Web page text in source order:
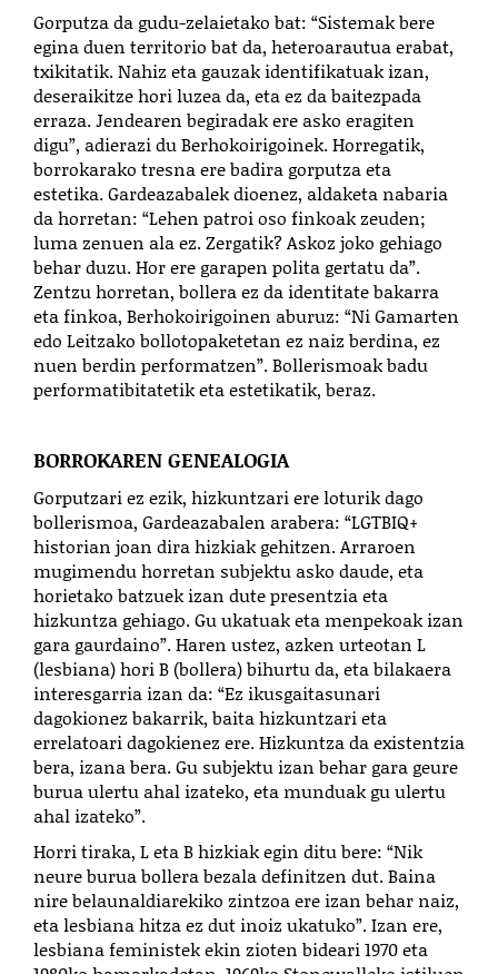
Gorputza da gudu-zelaietako bat: “Sistemak bere
egina duen territorio bat da, heteroarautua erabat,
txikitatik. Nahiz eta gauzak identifikatuak izan,
deseraikitze hori luzea da, eta ez da baitezpada
erraza. Jendearen begiradak ere asko eragiten
digu”, adierazi du Berhokoirigoinek. Horregatik,
borrokarako tresna ere badira gorputza eta
estetika. Gardeazabalek dioenez, aldaketa nabaria
da horretan: “Lehen patroi oso finkoak zeuden;
luma zenuen ala ez. Zergatik? Askoz joko gehiago
behar duzu. Hor ere garapen polita gertatu da”.
Zentzu horretan, bollera ez da identitate bakarra
eta finkoa, Berhokoirigoinen aburuz: “Ni Gamarten
edo Leitzako bollotopaketetan ez naiz berdina, ez
nuen berdin performatzen”. Bollerismoak badu
performatibitatetik eta estetikatik, beraz.
BORROKAREN GENEALOGIA
Gorputzari ez ezik, hizkuntzari ere loturik dago
bollerismoa, Gardeazabalen arabera: “LGTBIQ+
historian joan dira hizkiak gehitzen. Arraroen
mugimendu horretan subjektu asko daude, eta
horietako batzuek izan dute presentzia eta
hizkuntza gehiago. Gu ukatuak eta menpekoak izan
gara gaurdaino”. Haren ustez, azken urteotan L
(lesbiana) hori B (bollera) bihurtu da, eta bilakaera
interesgarria izan da: “Ez ikusgaitasunari
dagokionez bakarrik, baita hizkuntzari eta
errelatoari dagokienez ere. Hizkuntza da existentzia
bera, izana bera. Gu subjektu izan behar gara geure
burua ulertu ahal izateko, eta munduak gu ulertu
ahal izateko”.
Horri tiraka, L eta B hizkiak egin ditu bere: “Nik
neure burua bollera bezala definitzen dut. Baina
nire belaunaldiarekiko zintzoa ere izan behar naiz,
eta lesbiana hitza ez dut inoiz ukatuko”. Izan ere,
lesbiana feministek ekin zioten bideari 1970 eta